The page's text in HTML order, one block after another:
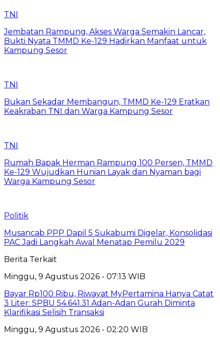
TNI
Jembatan Rampung, Akses Warga Semakin Lancar,
Bukti Nyata TMMD Ke-129 Hadirkan Manfaat untuk
Kampung Sesor
TNI
Bukan Sekadar Membangun, TMMD Ke-129 Eratkan
Keakraban TNI dan Warga Kampung Sesor
TNI
Rumah Bapak Herman Rampung 100 Persen, TMMD
Ke-129 Wujudkan Hunian Layak dan Nyaman bagi
Warga Kampung Sesor
Politik
Musancab PPP Dapil 5 Sukabumi Digelar, Konsolidasi
PAC Jadi Langkah Awal Menatap Pemilu 2029
Berita Terkait
Minggu, 9 Agustus 2026 - 07:13 WIB
Bayar Rp100 Ribu, Riwayat MyPertamina Hanya Catat
3 Liter: SPBU 54.641.31 Adan-Adan Gurah Diminta
Klarifikasi Selisih Transaksi
Minggu, 9 Agustus 2026 - 02:20 WIB